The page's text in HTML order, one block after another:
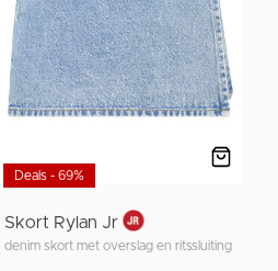
Deals - 69%
Skort Rylan Jr
denim skort met overslag en ritssluiting